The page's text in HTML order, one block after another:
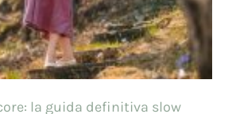
la guida definitiva slow